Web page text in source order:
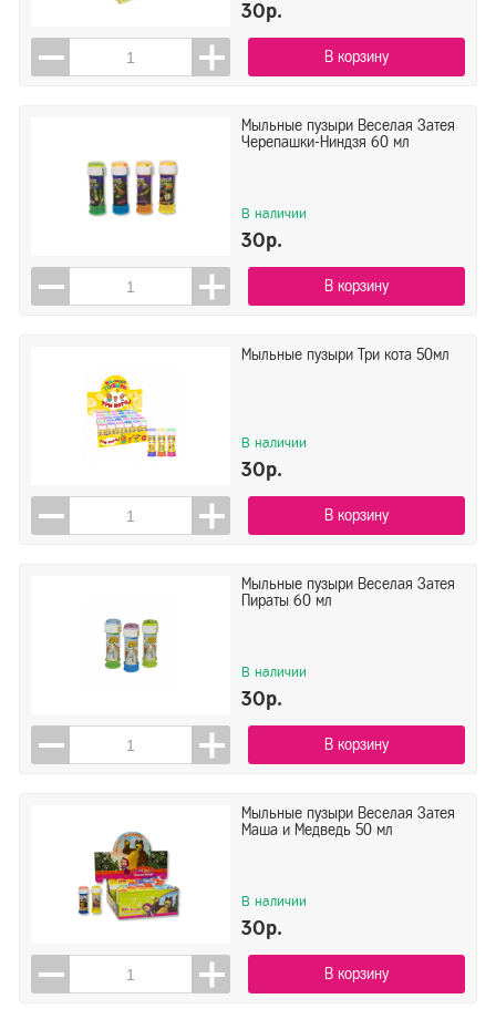
30р.
В корзину
Мыльные пузыри Веселая Затея
Черепашки-Ниндзя 60 мл
В наличии
30р.
В корзину
Мыльные пузыри Три кота 50мл
В наличии
30р.
В корзину
Мыльные пузыри Веселая Затея
Пираты 60 мл
В наличии
30р.
В корзину
Мыльные пузыри Веселая Затея
Маша и Медведь 50 мл
В наличии
30р.
В корзину